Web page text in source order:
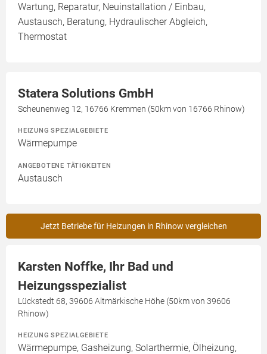
Wartung, Reparatur, Neuinstallation / Einbau,
Austausch, Beratung, Hydraulischer Abgleich,
Thermostat
Statera Solutions GmbH
Scheunenweg 12, 16766 Kremmen (50km von 16766 Rhinow)
HEIZUNG SPEZIALGEBIETE
Wärmepumpe
ANGEBOTENE TÄTIGKEITEN
Austausch
Jetzt Betriebe für Heizungen in Rhinow vergleichen
Karsten Noffke, Ihr Bad und
Heizungsspezialist
Lückstedt 68, 39606 Altmärkische Höhe (50km von 39606
Rhinow)
HEIZUNG SPEZIALGEBIETE
Wärmepumpe, Gasheizung, Solarthermie, Ölheizung,